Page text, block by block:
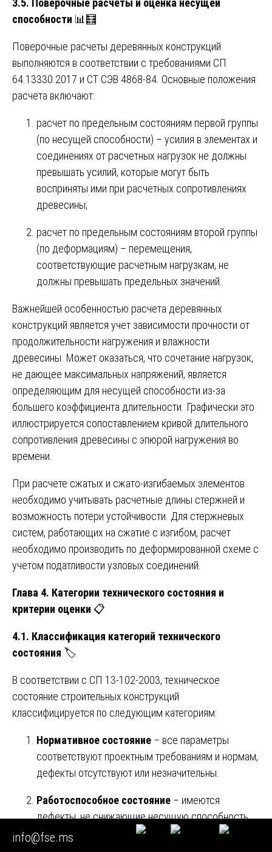
3.5. Поверочные расчеты и оценка несущей
способности 📊🧮
Поверочные расчеты деревянных конструкций
выполняются в соответствии с требованиями СП
64.13330.2017 и СТ СЭВ 4868-84. Основные положения
расчета включают:
расчет по предельным состояниям первой группы
(по несущей способности) – усилия в элементах и
соединениях от расчетных нагрузок не должны
превышать усилий, которые могут быть
восприняты ими при расчетных сопротивлениях
древесины;
расчет по предельным состояниям второй группы
(по деформациям) – перемещения,
соответствующие расчетным нагрузкам, не
должны превышать предельных значений.
Важнейшей особенностью расчета деревянных
конструкций является учет зависимости прочности от
продолжительности нагружения и влажности
древесины. Может оказаться, что сочетание нагрузок,
не дающее максимальных напряжений, является
определяющим для несущей способности из-за
большего коэффициента длительности. Графически это
иллюстрируется сопоставлением кривой длительного
сопротивления древесины с эпюрой нагружения во
времени.
При расчете сжатых и сжато-изгибаемых элементов
необходимо учитывать расчетные длины стержней и
возможность потери устойчивости. Для стержневых
систем, работающих на сжатие с изгибом, расчет
необходимо производить по деформированной схеме с
учетом податливости узловых соединений.
Глава 4. Категории технического состояния и
критерии оценки 📋
4.1. Классификация категорий технического
состояния 🏷️
В соответствии с СП 13-102-2003, техническое
состояние строительных конструкций
классифицируется по следующим категориям:
Нормативное состояние – все параметры
соответствуют проектным требованиям и нормам,
дефекты отсутствуют или незначительны.
Работоспособное состояние – имеются
дефекты, не снижающие несущую способность
ниже нормативных требований, эксплуатация
info@fse.ms